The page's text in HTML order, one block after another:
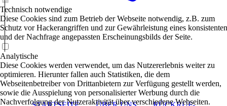
Technisch notwendige
Diese Cookies sind zum Betrieb der Webseite notwendig, z.B. zum
Schutz vor Hackerangriffen und zur Gewährleistung eines konsistenten
und der Nachfrage angepassten Erscheinungsbilds der Seite.
Analytische
Diese Cookies werden verwendet, um das Nutzererlebnis weiter zu
optimieren. Hierunter fallen auch Statistiken, die dem
Webseitenbetreiber von Drittanbietern zur Verfügung gestellt werden,
sowie die Ausspielung von personalisierter Werbung durch die
Nachverfolgung der Nutzeraktivität über verschiedene Webseiten.